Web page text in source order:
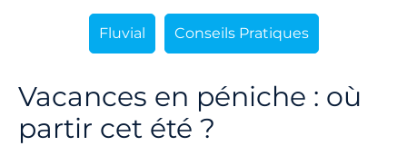
Fluvial Conseils Pratiques
Vacances en péniche : où
partir cet été ?